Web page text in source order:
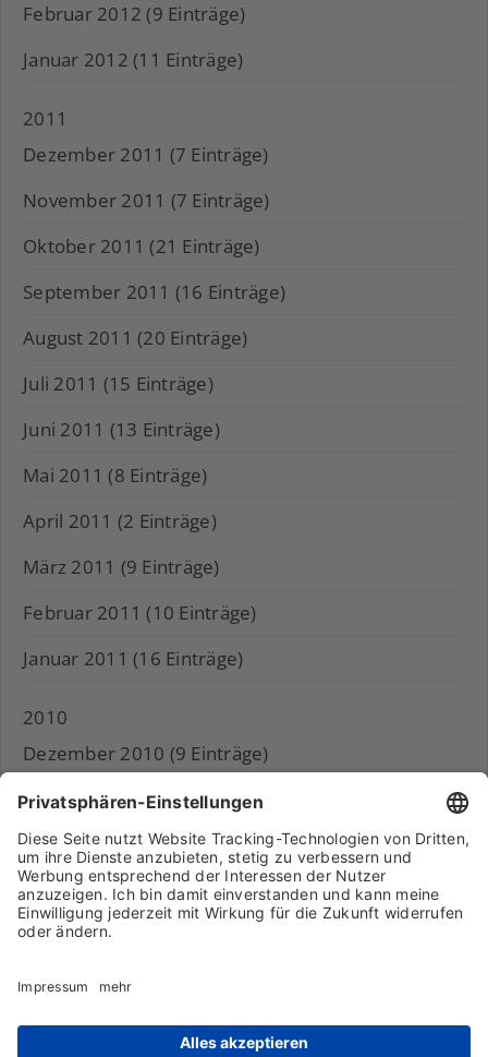
Februar 2012 (9 Einträge)
Januar 2012 (11 Einträge)
2011
Dezember 2011 (7 Einträge)
November 2011 (7 Einträge)
Oktober 2011 (21 Einträge)
September 2011 (16 Einträge)
August 2011 (20 Einträge)
Juli 2011 (15 Einträge)
Juni 2011 (13 Einträge)
Mai 2011 (8 Einträge)
April 2011 (2 Einträge)
März 2011 (9 Einträge)
Februar 2011 (10 Einträge)
Januar 2011 (16 Einträge)
2010
Dezember 2010 (9 Einträge)
November 2010 (11 Einträge)
Markenpartner